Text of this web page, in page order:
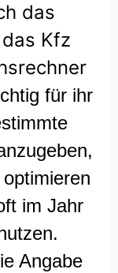
das
Kfz
für ihr
im Jahr
Angabe